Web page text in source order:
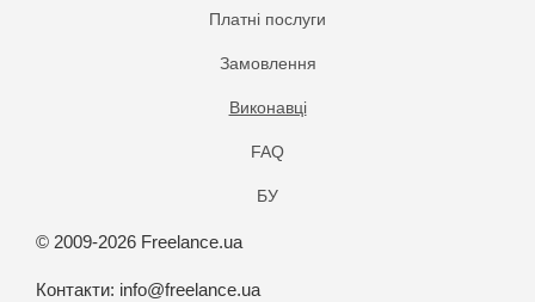
Платнi послуги
Замовлення
Виконавці
FAQ
БУ
© 2009-2026 Freelance.ua
Контакти: info@freelance.ua